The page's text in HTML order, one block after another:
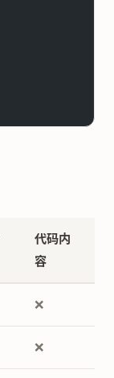
代码内
容
❌
❌